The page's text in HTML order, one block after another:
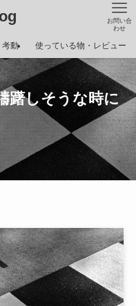
お問い合
わせ
考動 使っている物・レビュー
躇しそうな時に